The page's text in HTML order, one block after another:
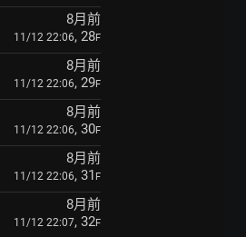
8月前
11/12 22:06, 28F
8月前
11/12 22:06, 29F
8月前
11/12 22:06, 30F
8月前
11/12 22:06, 31 F
8月前
11/12 22:07, 32F